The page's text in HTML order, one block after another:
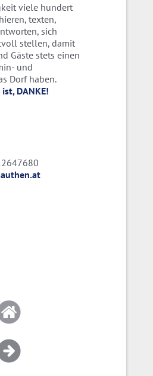
viele hundert
texten,
sich
stellen, damit
Gäste stets einen
und
Dorf haben.
DANKE!